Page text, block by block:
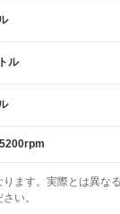
：装備な
ル
ます。実際とは異な
い。